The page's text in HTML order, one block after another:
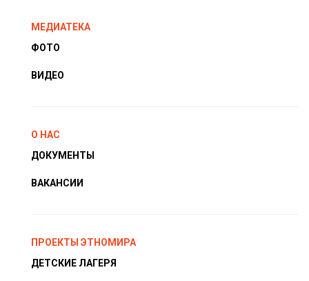
МЕДИАТЕКА
ФОТО
ВИДЕО
О НАС
ДОКУМЕНТЫ
ВАКАНСИИ
ПРОЕКТЫ ЭТНОМИРА
ДЕТСКИЕ ЛАГЕРЯ